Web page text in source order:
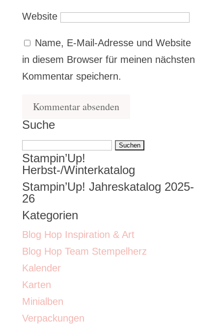
Website
Name, E-Mail-Adresse und Website
in diesem Browser für meinen nächsten
Kommentar speichern.
Suche
Suchen
nach:
Stampin’Up!
Herbst-/Winterkatalog
Stampin’Up! Jahreskatalog 2025-
26
Kategorien
Blog Hop Inspiration & Art
Blog Hop Team Stempelherz
Kalender
Karten
Minialben
Verpackungen